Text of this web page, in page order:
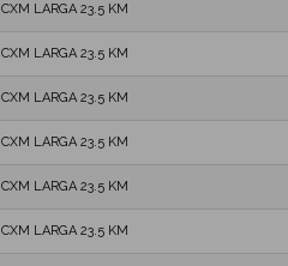
CXM LARGA 23.5 KM
CXM LARGA 23.5 KM
CXM LARGA 23.5 KM
CXM LARGA 23.5 KM
CXM LARGA 23.5 KM
CXM LARGA 23.5 KM